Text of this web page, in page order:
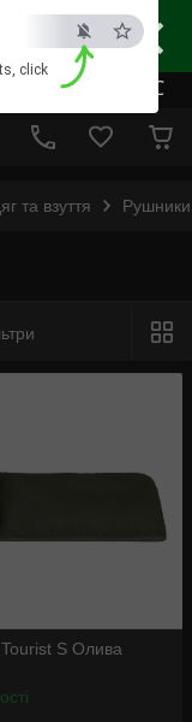
×
ESC
click
та взуття Рушники
S Олива